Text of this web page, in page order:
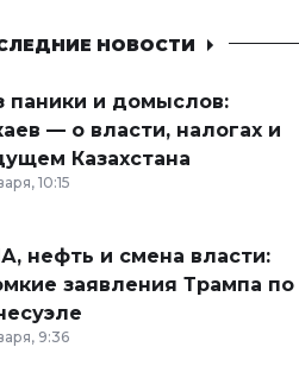
НОВОСТИ
паники и домыслов:
— о власти, налогах и
Казахстана
10:15
нефть и смена власти:
заявления Трампа по
9:36